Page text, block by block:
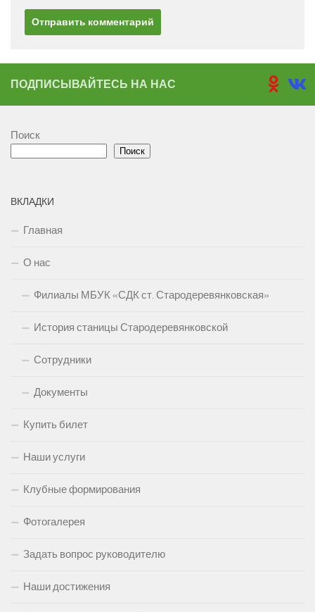
ПОДПИСЫВАЙТЕСЬ НА НАС
Поиск
Поиск
ВКЛАДКИ
Главная
О нас
Филиалы МБУК «СДК ст. Стародеревянковская»
История станицы Стародеревянковской
Сотрудники
Документы
Купить билет
Наши услуги
Клубные формирования
Фотогалерея
Задать вопрос руководителю
Наши достижения